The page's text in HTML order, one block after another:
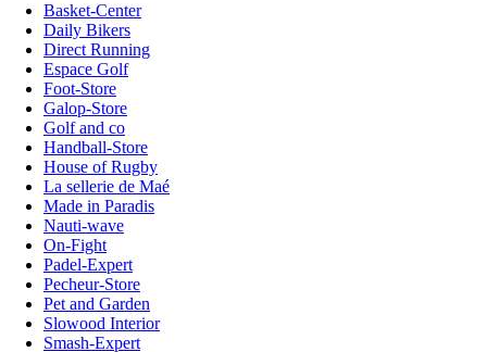
Basket-Center
Daily Bikers
Direct Running
Espace Golf
Foot-Store
Galop-Store
Golf and co
Handball-Store
House of Rugby
La sellerie de Maé
Made in Paradis
Nauti-wave
On-Fight
Padel-Expert
Pecheur-Store
Pet and Garden
Slowood Interior
Smash-Expert